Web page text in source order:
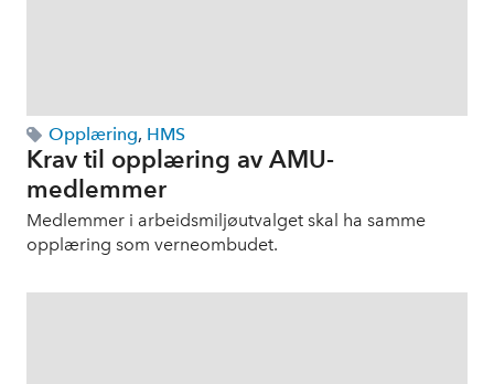
Opplæring, HMS
Krav til opplæring av AMU-
medlemmer
Medlemmer i arbeidsmiljøutvalget skal ha samme
opplæring som verneombudet.